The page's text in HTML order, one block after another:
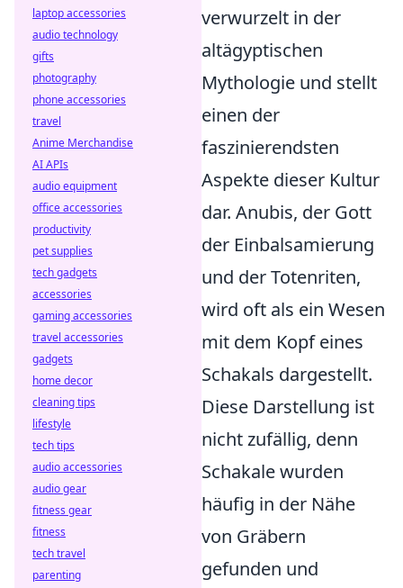
verwurzelt in der
altägyptischen
Mythologie und stellt
einen der
faszinierendsten
Aspekte dieser Kultur
dar. Anubis, der Gott
der Einbalsamierung
und der Totenriten,
wird oft als ein Wesen
mit dem Kopf eines
Schakals dargestellt.
Diese Darstellung ist
nicht zufällig, denn
Schakale wurden
häufig in der Nähe
von Gräbern
gefunden und
laptop accessories
audio technology
gifts
photography
phone accessories
travel
Anime Merchandise
AI APIs
audio equipment
office accessories
productivity
pet supplies
tech gadgets
accessories
gaming accessories
travel accessories
gadgets
home decor
cleaning tips
lifestyle
tech tips
audio accessories
audio gear
fitness gear
fitness
tech travel
parenting